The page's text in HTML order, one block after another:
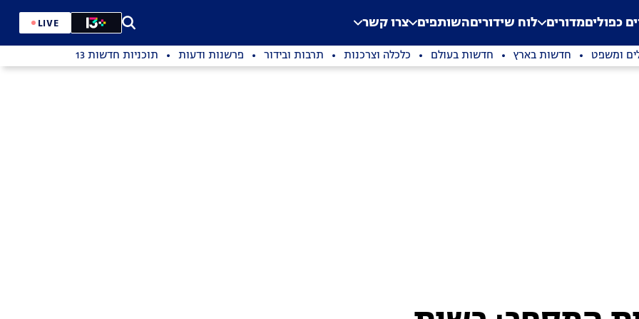
Application error: a
. כפוליםמדורים לוח שידוריםהשותפים צרו קשר LIVE
ומשפט חדשות בארץ חדשות בעולם כלכלה וצרכנות תרבות ובידור פרשנות ודעות תוכניות חדשות 13